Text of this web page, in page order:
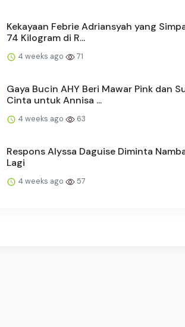
Kekayaan Febrie Adriansyah yang
74 Kilogram di R...
4 weeks ago 71
Gaya Bucin AHY Beri Mawar Pink dan
Cinta untuk Annisa ...
4 weeks ago 63
Respons Alyssa Daguise Diminta
Lagi
4 weeks ago 57